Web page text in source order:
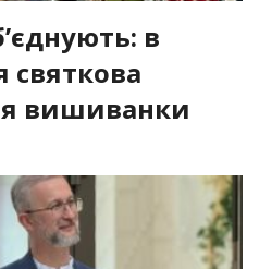
в
святкова
вишиванки